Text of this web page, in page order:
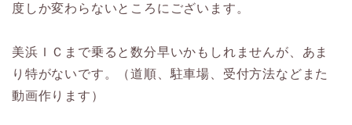
度しか変わらないところにございます。
美浜ＩＣまで乗ると数分早いかもしれませんが、あま
り特がないです。（道順、駐車場、受付方法などまた
動画作ります）